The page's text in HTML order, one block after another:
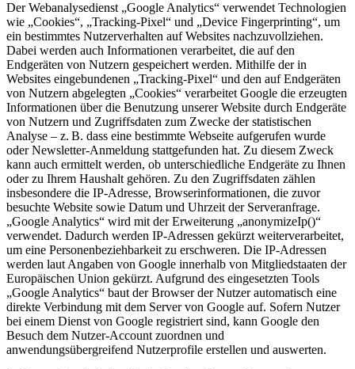
Der Webanalysedienst „Google Analytics“ verwendet Technologien
wie „Cookies“, „Tracking-Pixel“ und „Device Fingerprinting“, um
ein bestimmtes Nutzerverhalten auf Websites nachzuvollziehen.
Dabei werden auch Informationen verarbeitet, die auf den
Endgeräten von Nutzern gespeichert werden. Mithilfe der in
Websites eingebundenen „Tracking-Pixel“ und den auf Endgeräten
von Nutzern abgelegten „Cookies“ verarbeitet Google die erzeugten
Informationen über die Benutzung unserer Website durch Endgeräte
von Nutzern und Zugriffsdaten zum Zwecke der statistischen
Analyse – z. B. dass eine bestimmte Webseite aufgerufen wurde
oder Newsletter-Anmeldung stattgefunden hat. Zu diesem Zweck
kann auch ermittelt werden, ob unterschiedliche Endgeräte zu Ihnen
oder zu Ihrem Haushalt gehören. Zu den Zugriffsdaten zählen
insbesondere die IP-Adresse, Browserinformationen, die zuvor
besuchte Website sowie Datum und Uhrzeit der Serveranfrage.
„Google Analytics“ wird mit der Erweiterung „anonymizeIp()“
verwendet. Dadurch werden IP-Adressen gekürzt weiterverarbeitet,
um eine Personenbeziehbarkeit zu erschweren. Die IP-Adressen
werden laut Angaben von Google innerhalb von Mitgliedstaaten der
Europäischen Union gekürzt. Aufgrund des eingesetzten Tools
„Google Analytics“ baut der Browser der Nutzer automatisch eine
direkte Verbindung mit dem Server von Google auf. Sofern Nutzer
bei einem Dienst von Google registriert sind, kann Google den
Besuch dem Nutzer-Account zuordnen und
anwendungsübergreifend Nutzerprofile erstellen und auswerten.